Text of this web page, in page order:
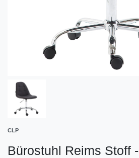
CLP
Bürostuhl Reims Stoff -